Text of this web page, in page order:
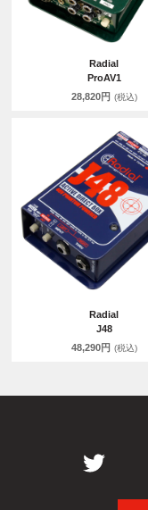
Radial
ProAV1
28,820円 (税込)
Radial
J48
48,290円 (税込)